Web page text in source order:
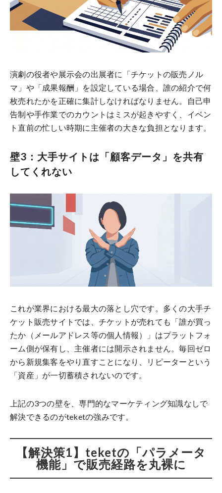
演劇の役者や展示会の出展者に「チケットの販売ノル
マ」や「成果報酬」を設定している場合、誰の紹介で何
枚売れたかを正確に集計しなければなりません。自己申
告制や手作業でのカウントはミスが起きやすく、イベン
ト直前の忙しい時期に主催者の大きな負担となります。
壁3：大手サイトは「顧客データ」を共有
してくれない
これが業界における最大の落とし穴です。多くの大手チ
ケット販売サイトでは、チケットが売れても「誰が買っ
たか（メールアドレス等の個人情報）」はプラットフォ
ーム側が保有し、主催者には開示されません。毎回ゼロ
から新規集客をやり直すことになり、リピーターという
「資産」が一切蓄積されないのです。
上記の3つの壁を、専門的なマーケティング知識なしで
解決できるのがteketの強みです。
【解決策1】teketの「パラメータ
機能」で販売経路を丸裸に